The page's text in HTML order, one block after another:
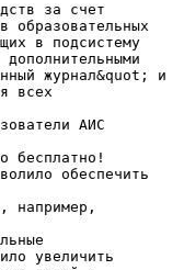
за счет
образовательных
в подсистему
журнал&quot; и
всех
АИС
бесплатно!
обеспечить
например,
увеличить